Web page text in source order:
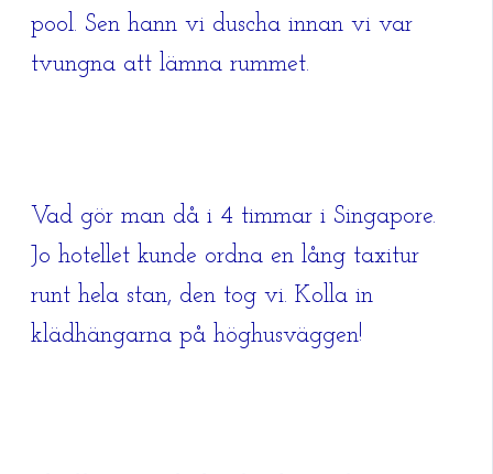
pool. Sen hann vi duscha innan vi var
tvungna att lämna rummet.
Vad gör man då i 4 timmar i Singapore.
Jo hotellet kunde ordna en lång taxitur
runt hela stan, den tog vi. Kolla in
klädhängarna på höghusväggen!